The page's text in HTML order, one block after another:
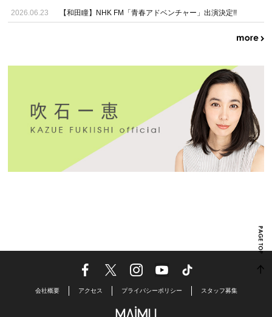
2026.06.23 【和田瞳】NHK FM「青春アドベンチャー」出演決定!!
会社概要 アクセス プライバシーポリシー スタッフ募集